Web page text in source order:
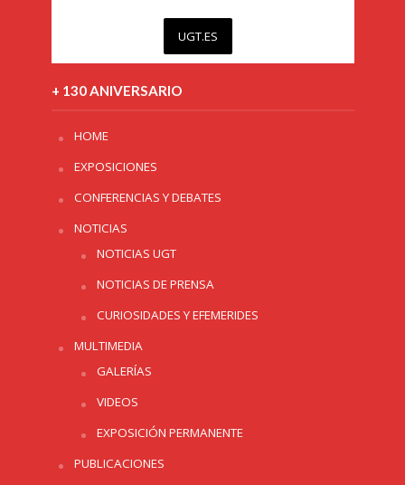
UGT.ES
+ 130 ANIVERSARIO
HOME
EXPOSICIONES
CONFERENCIAS Y DEBATES
NOTICIAS
NOTICIAS UGT
NOTICIAS DE PRENSA
CURIOSIDADES Y EFEMERIDES
MULTIMEDIA
GALERÍAS
VIDEOS
EXPOSICIÓN PERMANENTE
PUBLICACIONES